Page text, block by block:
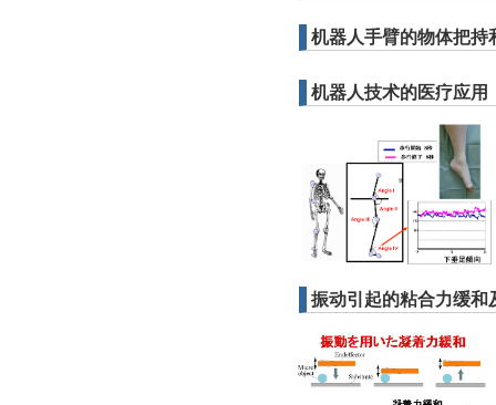
机器人手臂的物体把持
机器人技术的医疗应用
振动引起的粘合力缓和